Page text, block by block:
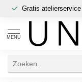
Gratis atelierservice
MENU